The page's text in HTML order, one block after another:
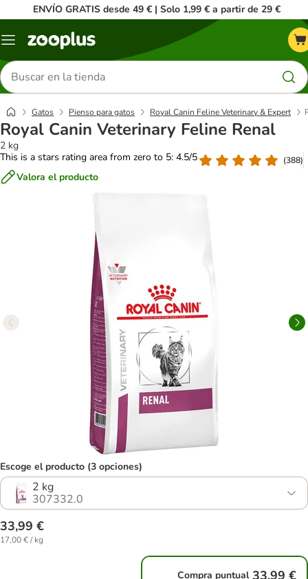
ENVÍO GRATIS desde 49 € | Solo 1,99 € a partir de 29 €
Menú
Buscar
productos
Gatos Pienso para gatos Royal Canin Feline Veterinary & Expert
Royal Canin Veterinary Feline Renal
2 kg
This is a stars rating area from zero to 5: 4.5/5
(388)
Valora el producto
Escoge el producto (3 opciones)
2 kg
307332.0
33,99 €
17,00 € / kg
Compra puntual 33,99 €